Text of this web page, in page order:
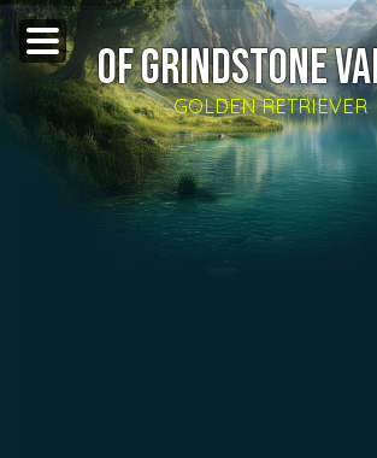
OF GRINDSTONE
GOLDEN RETRIEVER